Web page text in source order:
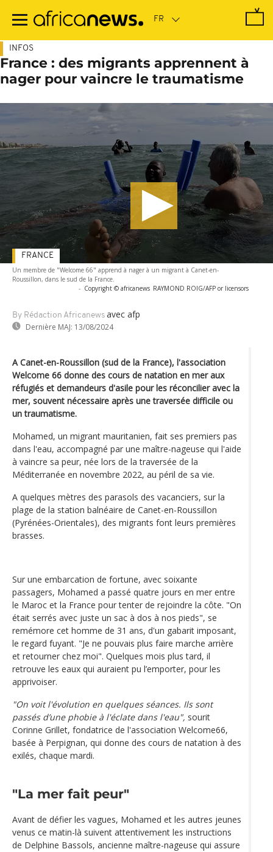
contenu
INFOS
France : des migrants apprennent à
nager pour vaincre le traumatisme
Un membre de "Welcome 66" apprend à nager à un migrant à Canet-en-
Roussillon, dans le sud de la France.
- Copyright © africanews RAYMOND ROIG/AFP or licensors
By Rédaction Africanews avec afp
Dernière MAJ: 13/08/2024
FRANCE
A Canet-en-Roussillon (sud de la France), l'association
Welcome 66 donne des cours de natation en mer aux
réfugiés et demandeurs d'asile pour les réconcilier avec la
mer, souvent nécessaire après une traversée difficile ou
un traumatisme.
Mohamed, un migrant mauritanien, fait ses premiers pas
dans l'eau, accompagné par une maître-nageuse qui l'aide
à vaincre sa peur, née lors de la traversée de la
Méditerranée en novembre 2022, au péril de sa vie.
A quelques mètres des parasols des vacanciers, sur la
plage de la station balnéaire de Canet-en-Roussillon
(Pyrénées-Orientales), des migrants font leurs premières
brasses.
Sur une embarcation de fortune, avec soixante
passagers, Mohamed a passé quatre jours en mer entre
le Maroc et la France pour tenter de rejoindre la côte. "On
était serrés avec juste un sac à dos à nos pieds", se
remémore cet homme de 31 ans, d'un gabarit imposant,
le regard fuyant. "Je ne pouvais plus faire marche arrière
et retourner chez moi". Quelques mois plus tard, il
retrouve les eaux qui auraient pu l’emporter, pour les
apprivoiser.
"On voit l'évolution en quelques séances. Ils sont
passés d’une phobie à l'éclate dans l'eau", sourit
Corinne Grillet, fondatrice de l'association Welcome66,
basée à Perpignan, qui donne des cours de natation à des
exilés, chaque mardi.
"La mer fait peur"
Avant de défier les vagues, Mohamed et les autres jeunes
venus ce matin-là suivent attentivement les instructions
de Delphine Bassols, ancienne maître-nageuse qui assure